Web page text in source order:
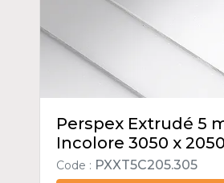
Perspex Extrudé 5
Incolore 3050 x
Code : PXXT5C205.305